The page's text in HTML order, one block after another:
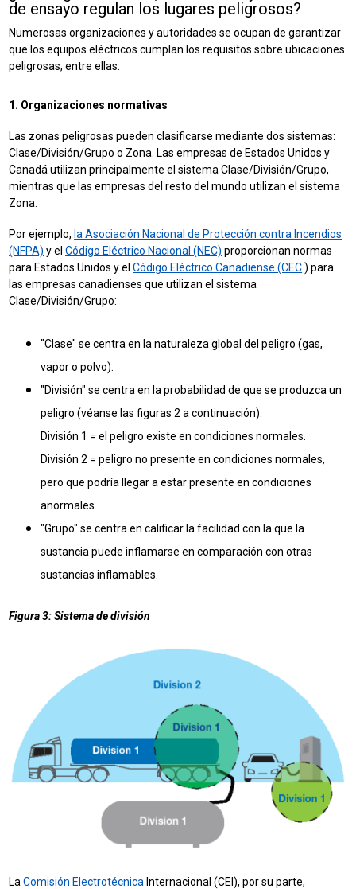
de ensayo regulan los lugares peligrosos?
Numerosas organizaciones y autoridades se ocupan de garantizar
que los equipos eléctricos cumplan los requisitos sobre ubicaciones
peligrosas, entre ellas:
1. Organizaciones normativas
Las zonas peligrosas pueden clasificarse mediante dos sistemas:
Clase/División/Grupo o Zona. Las empresas de Estados Unidos y
Canadá utilizan principalmente el sistema Clase/División/Grupo,
mientras que las empresas del resto del mundo utilizan el sistema
Zona.
Por ejemplo, la Asociación Nacional de Protección contra Incendios
(NFPA) y elCódigo Eléctrico Nacional (NEC) proporcionan normas
para Estados Unidos y elCódigo Eléctrico Canadiense (CEC) para
las empresas canadienses que utilizan el sistema
Clase/División/Grupo:
"Clase" se centra en la naturaleza global del peligro (gas,
vapor o polvo).
"División" se centra en la probabilidad de que se produzca un
peligro (véanse las figuras 2 a continuación).
División 1 = el peligro existe en condiciones normales.
División 2 = peligro no presente en condiciones normales,
pero que podría llegar a estar presente en condiciones
anormales.
"Grupo" se centra en calificar la facilidad con la que la
sustancia puede inflamarse en comparación con otras
sustancias inflamables.
Figura 3: Sistema de división
LaComisión Electrotécnica Internacional (CEI), por su parte,